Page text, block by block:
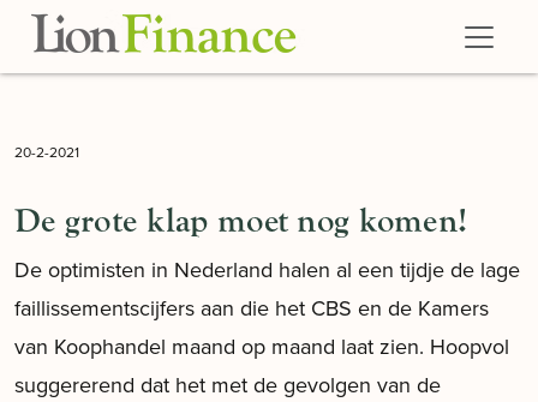
Skip to main content
20-2-2021
De grote klap moet nog komen!
De optimisten in Nederland halen al een tijdje de lage
faillissementscijfers aan die het CBS en de Kamers
van Koophandel maand op maand laat zien. Hoopvol
suggererend dat het met de gevolgen van de